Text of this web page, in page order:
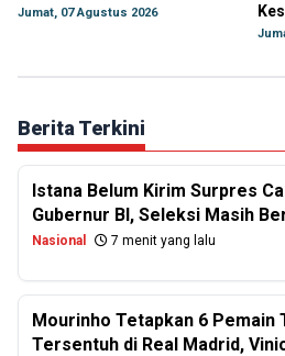
Jumat, 07 Agustus 2026
Berita Terkini
Istana Belum Kirim Surpres
Gubernur BI, Seleksi Masih
Nasional 7 menit yang lalu
Mourinho Tetapkan 6 Pemain
Tersentuh di Real Madrid,